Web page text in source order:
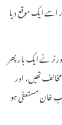
اسے ایک موقع دیا
نے ایک بار پھر
تھیں، اور
ایوب خان مستعفی ہو